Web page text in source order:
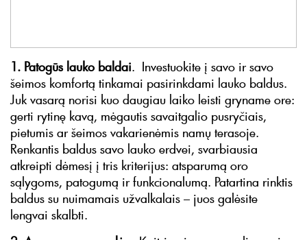
1. Patogūs lauko baldai. Investuokite į savo ir savo
šeimos komfortą tinkamai pasirinkdami lauko baldus.
Juk vasarą norisi kuo daugiau laiko leisti gryname ore:
gerti rytinę kavą, mėgautis savaitgalio pusryčiais,
pietumis ar šeimos vakarienėmis namų terasoje.
Renkantis baldus savo lauko erdvei, svarbiausia
atkreipti dėmesį į tris kriterijus: atsparumą oro
sąlygoms, patogumą ir funkcionalumą. Patartina rinktis
baldus su nuimamais užvalkalais – juos galėsite
lengvai skalbti.